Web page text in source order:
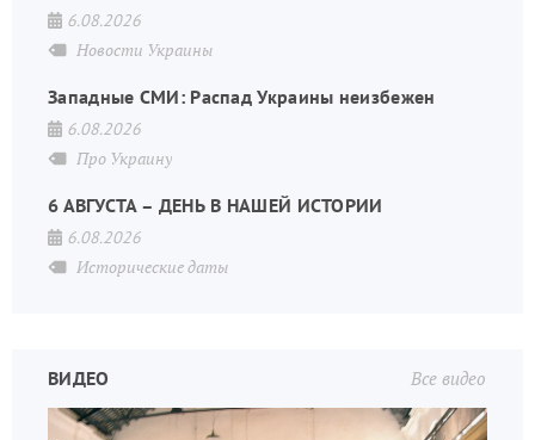
6.08.2026
Новости Украины
Западные СМИ: Распад Украины неизбежен
6.08.2026
Про Украину
6 АВГУСТА – ДЕНЬ В НАШЕЙ ИСТОРИИ
6.08.2026
Исторические даты
Все видео
ВИДЕО